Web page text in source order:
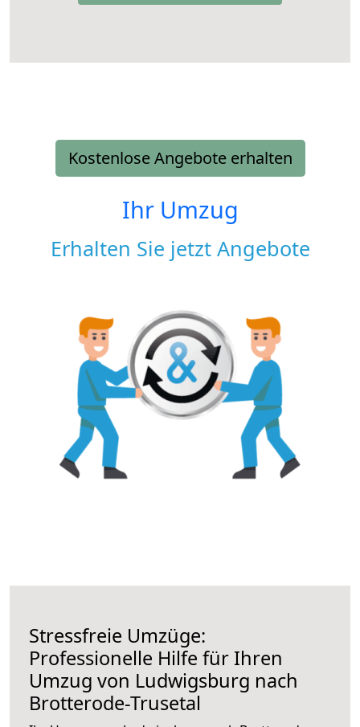
Kostenlose Angebote erhalten
Ihr Umzug
Erhalten Sie jetzt Angebote
Stressfreie Umzüge:
Professionelle Hilfe für Ihren
Umzug von Ludwigsburg nach
Brotterode-Trusetal